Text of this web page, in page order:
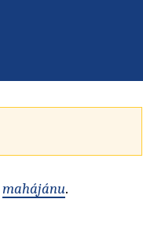
mahájánu.